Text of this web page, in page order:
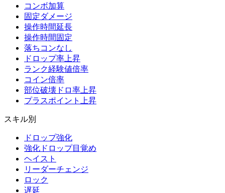
コンボ加算
固定ダメージ
操作時間延長
操作時間固定
落ちコンなし
ドロップ率上昇
ランク経験値倍率
コイン倍率
部位破壊ドロ率上昇
プラスポイント上昇
スキル別
ドロップ強化
強化ドロップ目覚め
ヘイスト
リーダーチェンジ
ロック
遅延